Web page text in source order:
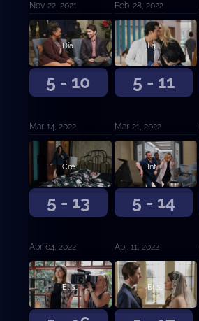
Nov. 22, 2021 Feb. 28, 2022
5 - 10
Día libre.
Mar. 14, 2022
5 - 11
La familia.
Mar. 21, 2022
5 - 13
Crecer duele.
Apr. 04, 2022
5 - 14
Intoxicación compartida.
Apr. 11, 2022
El show de Shaun. El show de Lea.